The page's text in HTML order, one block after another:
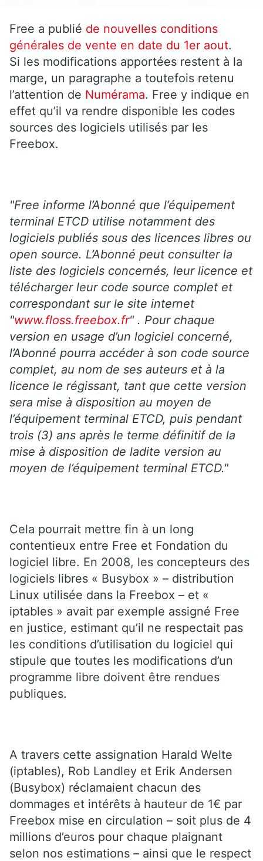
Free a publié de nouvelles conditions
générales de vente en date du 1er aout.
Si les modifications apportées restent à la
marge, un paragraphe a toutefois retenu
l’attention de Numérama. Free y indique en
effet qu’il va rendre disponible les codes
sources des logiciels utilisés par les
Freebox.
"Free informe l’Abonné que l’équipement
terminal ETCD utilise notamment des
logiciels publiés sous des licences libres ou
open source. L’Abonné peut consulter la
liste des logiciels concernés, leur licence et
télécharger leur code source complet et
correspondant sur le site internet
"www.floss.freebox.fr" . Pour chaque
version en usage d’un logiciel concerné,
l’Abonné pourra accéder à son code source
complet, au nom de ses auteurs et à la
licence le régissant, tant que cette version
sera mise à disposition au moyen de
l’équipement terminal ETCD, puis pendant
trois (3) ans après le terme définitif de la
mise à disposition de ladite version au
moyen de l’équipement terminal ETCD."
Cela pourrait mettre fin à un long
contentieux entre Free et Fondation du
logiciel libre. En 2008, les concepteurs des
logiciels libres « Busybox » – distribution
Linux utilisée dans la Freebox – et «
iptables » avait par exemple assigné Free
en justice, estimant qu’il ne respectait pas
les conditions d’utilisation du logiciel qui
stipule que toutes les modifications d’un
programme libre doivent être rendues
publiques.
A travers cette assignation Harald Welte
(iptables), Rob Landley et Erik Andersen
(Busybox) réclamaient chacun des
dommages et intérêts à hauteur de 1€ par
Freebox mise en circulation – soit plus de 4
millions d’euros pour chaque plaignant
selon nos estimations – ainsi que le respect